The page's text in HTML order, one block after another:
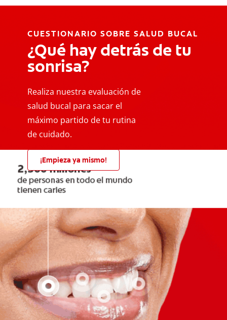
CUESTIONARIO SOBRE SALUD BUCAL
¿Qué hay detrás de tu
sonrisa?
Realiza nuestra evaluación de
salud bucal para sacar el
máximo partido de tu rutina
de cuidado.
¡Empieza ya mismo!